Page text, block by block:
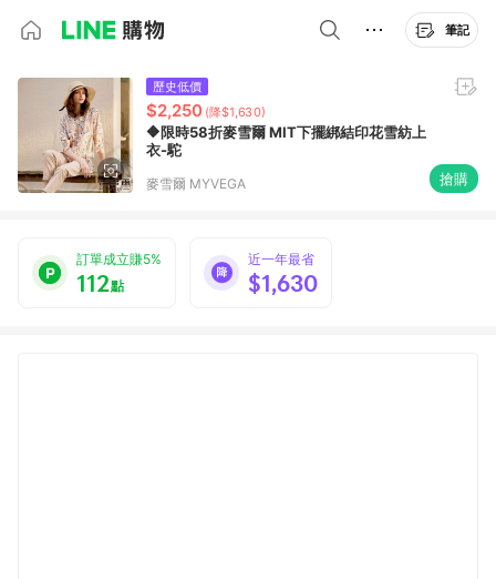
筆記
歷史低價
$2,250 (降$1,630)
🔶限時58折麥雪爾 MIT下擺綁結印花雪紡上
衣-駝
麥雪爾 MYVEGA 搶購
訂單成立賺5%
112點
近一年最省
$1,630